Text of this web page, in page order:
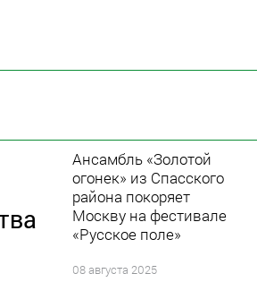
Ансамбль «Золотой
огонек» из Спасского
района покоряет
Москву на фестивале
«Русское поле»
08 августа 2025